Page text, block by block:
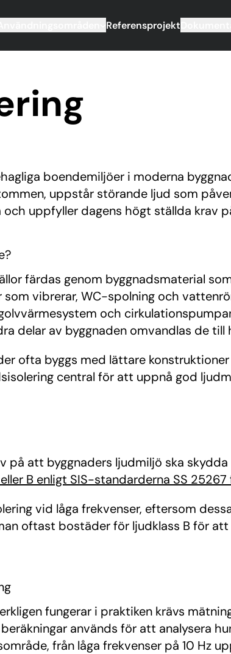
Referensprojekt
boendemiljöer i moderna
uppstår störande ljud som
uppfyller dagens högt ställda krav
färdas genom byggnadsmaterial
vibrerar, WC-spolning och
och
delar av byggnaden omvandlas de till
ofta byggs med lättare
central för att uppnå god
på att byggnaders ljudmiljö ska
B enligt SIS-standarderna SS
vid låga frekvenser, eftersom
oftast bostäder för ljudklass B för
fungerar i praktiken krävs
används för att analysera
från låga frekvenser på 10 Hz